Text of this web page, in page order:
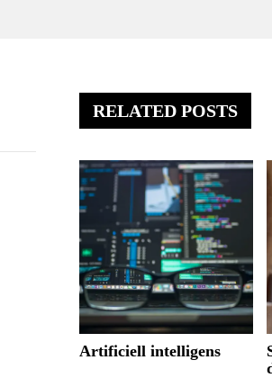
RELATED POSTS
Artificiell intelligens